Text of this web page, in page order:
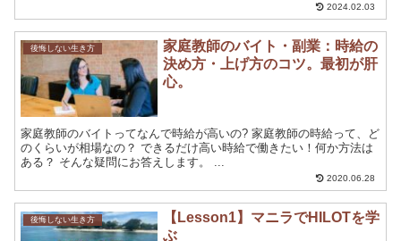
2024.02.03
後悔しない生き方
家庭教師のバイト・副業：時給の
決め方・上げ方のコツ。最初が肝
心。
家庭教師のバイトってなんで時給が高いの? 家庭教師の時給って、ど
のくらいが相場なの？ できるだけ高い時給で働きたい！何か方法は
ある？ そんな疑問にお答えします。 ...
2020.06.28
後悔しない生き方
【Lesson1】マニラでHILOTを学
ぶ